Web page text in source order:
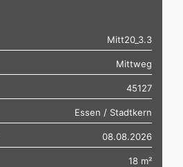
Mitt20_3.3
Mittweg
45127
Essen / Stadtkern
08.08.2026
18 m²